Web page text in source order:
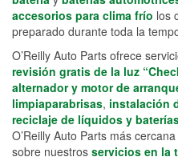
accesorios para clima frío los
preparado durante toda la
O’Reilly Auto Parts ofrece
revisión gratis de la luz
alternador y motor de
limpiaparabrisas, instalación
reciclaje de líquidos y
O’Reilly Auto Parts más
sobre nuestros servicios en la